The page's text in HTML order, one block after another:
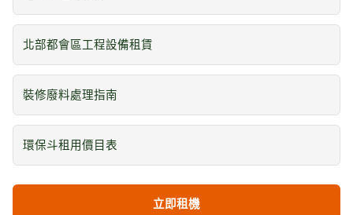
北部都會區工程設備租賃
裝修廢料處理指南
環保斗租用價目表
立即租機